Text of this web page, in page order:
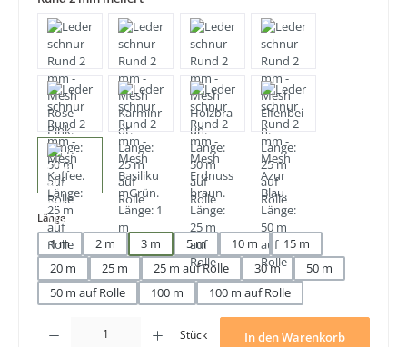
Längeauswählen
1 m 2 m 3 m 5 m 10 m
15 m
20 m
25 m 25 m auf Rolle 30 m
50 m
50 m auf Rolle
100 m 100 m auf Rolle
Stück In den Warenkorb